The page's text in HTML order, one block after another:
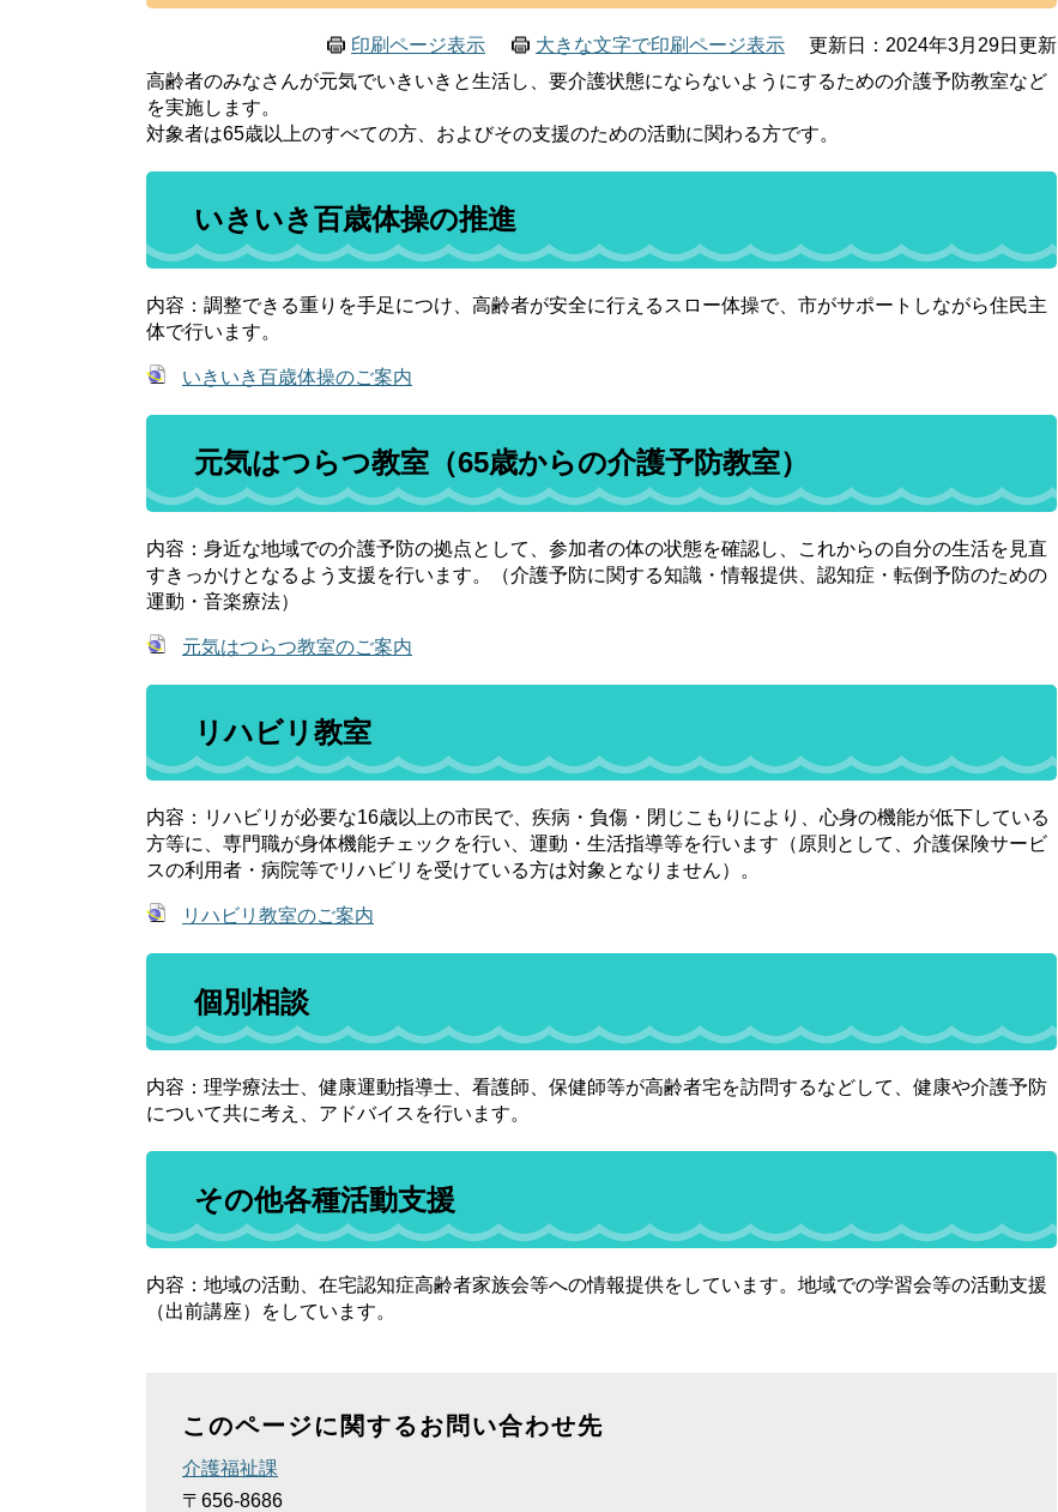
印刷ページ表示 大きな文字で印刷ページ表示
更新日：2024年3月29日更新
高齢者のみなさんが元気でいきいきと生活し、要介護状態にならないようにするための介護予防教室など
を実施します。
対象者は65歳以上のすべての方、およびその支援のための活動に関わる方です。
いきいき百歳体操の推進
内容：調整できる重りを手足につけ、高齢者が安全に行えるスロー体操で、市がサポートしながら住民主
体で行います。
いきいき百歳体操のご案内
元気はつらつ教室（65歳からの介護予防教室）
内容：身近な地域での介護予防の拠点として、参加者の体の状態を確認し、これからの自分の生活を見直
すきっかけとなるよう支援を行います。（介護予防に関する知識・情報提供、認知症・転倒予防のための
運動・音楽療法）
元気はつらつ教室のご案内
リハビリ教室
内容：リハビリが必要な16歳以上の市民で、疾病・負傷・閉じこもりにより、心身の機能が低下している
方等に、専門職が身体機能チェックを行い、運動・生活指導等を行います（原則として、介護保険サービ
スの利用者・病院等でリハビリを受けている方は対象となりません）。
リハビリ教室のご案内
個別相談
内容：理学療法士、健康運動指導士、看護師、保健師等が高齢者宅を訪問するなどして、健康や介護予防
について共に考え、アドバイスを行います。
その他各種活動支援
内容：地域の活動、在宅認知症高齢者家族会等への情報提供をしています。地域での学習会等の活動支援
（出前講座）をしています。
このページに関するお問い合わせ先
介護福祉課
〒656-8686